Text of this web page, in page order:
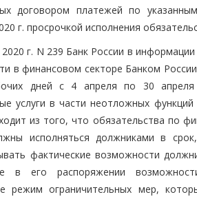
договором платежей по
г. просрочкой исполнения
г. N 239 Банк России в информации
в финансовом секторе Банком
дней с 4 апреля по 30
услуги в части неотложных
из того, что обязательства по
исполняться должниками в
фактические возможности
в его распоряжении
режим ограничительных мер,